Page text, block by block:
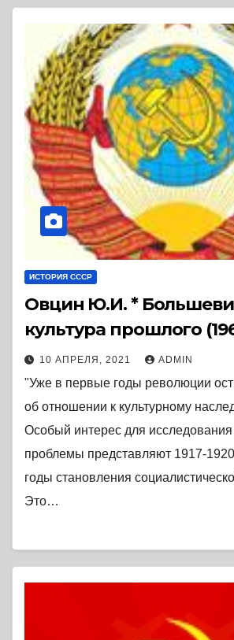
ИСТОРИЯ СССР
Овцин Ю.И. *
культура прошлого
10 АПРЕЛЯ, 2021 ADMIN
"Уже в первые годы революции
об отношении к культурному
Особый интерес для
проблемы представляют 1917-
годы становления
Это…